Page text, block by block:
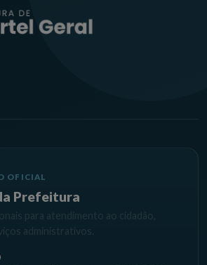
OFICIAL
Prefeitura
para atendimento ao cidadão,
administrativos.